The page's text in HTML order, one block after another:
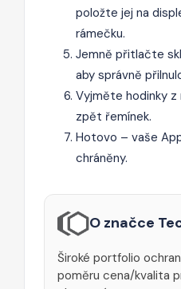
položte jej na
rámečku.
Jemně přitlačte
aby správně
Vyjměte hodinky
zpět řemínek.
Hotovo – vaše
chráněny.
O značce
Široké portfolio
poměru cena/kvalita